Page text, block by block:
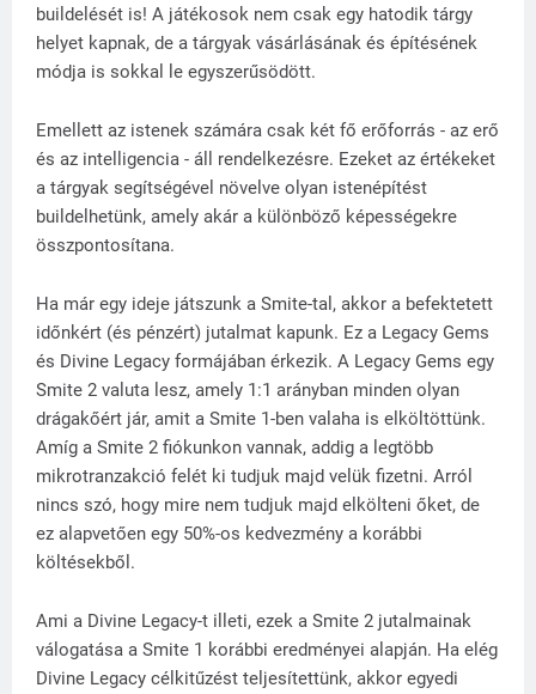
buildelését is! A játékosok nem csak egy hatodik tárgy
helyet kapnak, de a tárgyak vásárlásának és építésének
módja is sokkal le egyszerűsödött.
Emellett az istenek számára csak két fő erőforrás - az erő
és az intelligencia - áll rendelkezésre. Ezeket az értékeket
a tárgyak segítségével növelve olyan istenépítést
buildelhetünk, amely akár a különböző képességekre
összpontosítana.
Ha már egy ideje játszunk a Smite-tal, akkor a befektetett
időnkért (és pénzért) jutalmat kapunk. Ez a Legacy Gems
és Divine Legacy formájában érkezik. A Legacy Gems egy
Smite 2 valuta lesz, amely 1:1 arányban minden olyan
drágakőért jár, amit a Smite 1-ben valaha is elköltöttünk.
Amíg a Smite 2 fiókunkon vannak, addig a legtöbb
mikrotranzakció felét ki tudjuk majd velük fizetni. Arról
nincs szó, hogy mire nem tudjuk majd elkölteni őket, de
ez alapvetően egy 50%-os kedvezmény a korábbi
költésekből.
Ami a Divine Legacy-t illeti, ezek a Smite 2 jutalmainak
válogatása a Smite 1 korábbi eredményei alapján. Ha elég
Divine Legacy célkitűzést teljesítettünk, akkor egyedi